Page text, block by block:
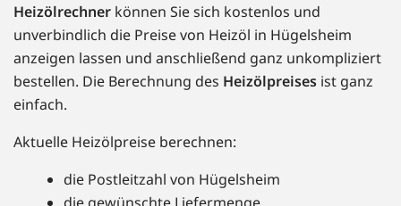
Heizölrechner können Sie sich kostenlos und
unverbindlich die Preise von Heizöl in Hügelsheim
anzeigen lassen und anschließend ganz unkompliziert
bestellen. Die Berechnung des Heizölpreises ist ganz
einfach.
Aktuelle Heizölpreise berechnen:
die Postleitzahl von Hügelsheim